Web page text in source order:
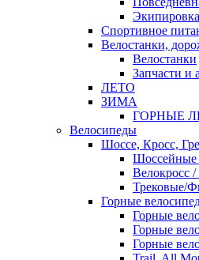
Экипировка
Спортивное
Велостанки,
Велостанки
Запчасти и
ЛЕТО
ЗИМА
ГОРНЫЕ
Велосипеды
Шоссе, Кросс,
Шоссейные
Велокросс /
Трековые/
Горные
Горные
Горные
Горные